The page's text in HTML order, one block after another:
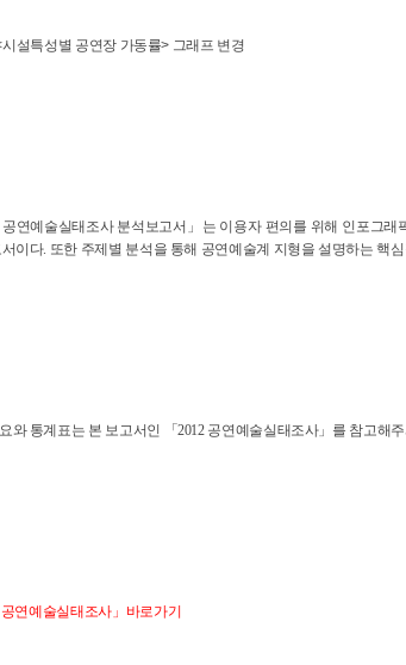
시설특성별 공연장 가동률> 그래프 변경
공연예술실태조사 분석보고서」는 이용자 편의를 위해 인포그
이다. 또한 주제별 분석을 통해 공연예술계 지형을 설명하는 핵
와 통계표는 본 보고서인 「2012 공연예술실태조사」를 참고해
연예술실태조사」 바로가기